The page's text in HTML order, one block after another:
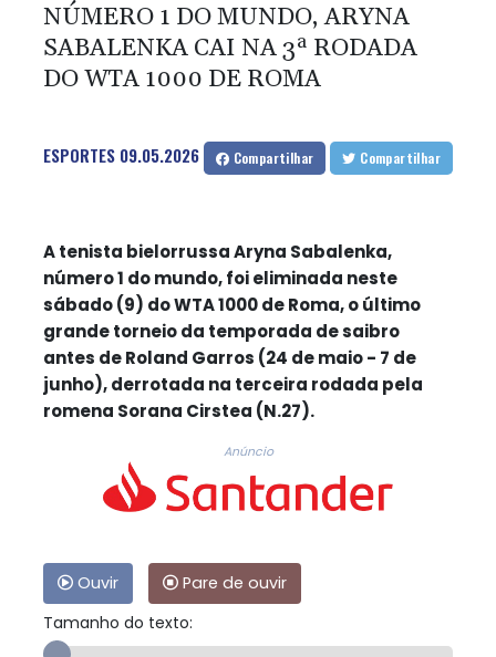
NÚMERO 1 DO MUNDO, ARYNA
SABALENKA CAI NA 3ª RODADA
DO WTA 1000 DE ROMA
ESPORTES 09.05.2026 Compartilhar Compartilhar
A tenista bielorrussa Aryna Sabalenka,
número 1 do mundo, foi eliminada neste
sábado (9) do WTA 1000 de Roma, o último
grande torneio da temporada de saibro
antes de Roland Garros (24 de maio - 7 de
junho), derrotada na terceira rodada pela
romena Sorana Cirstea (N.27).
Anúncio
Ouvir
Pare de ouvir
Tamanho do texto: